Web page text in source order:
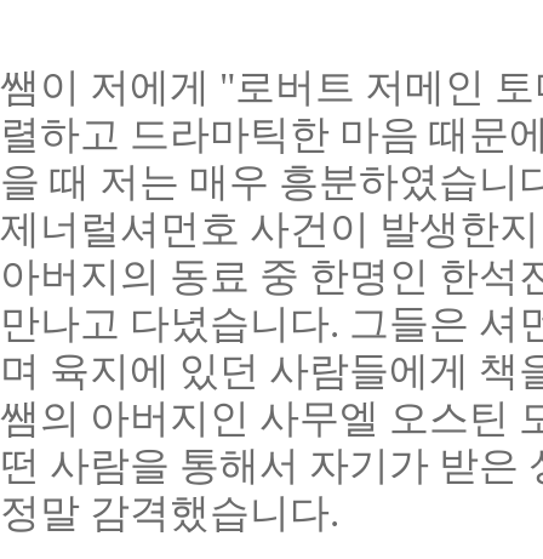
쌤이 저에게 "로버트 저메인
렬하고 드라마틱한 마음 때문
을 때 저는 매우 흥분하였습니
제너럴셔먼호 사건이 발생한
아버지의 동료 중 한명인 한석
만나고 다녔습니다. 그들은
며 육지에 있던 사람들에게 책
쌤의 아버지인 사무엘 오스틴
떤 사람을 통해서 자기가 받은
정말 감격했습니다.